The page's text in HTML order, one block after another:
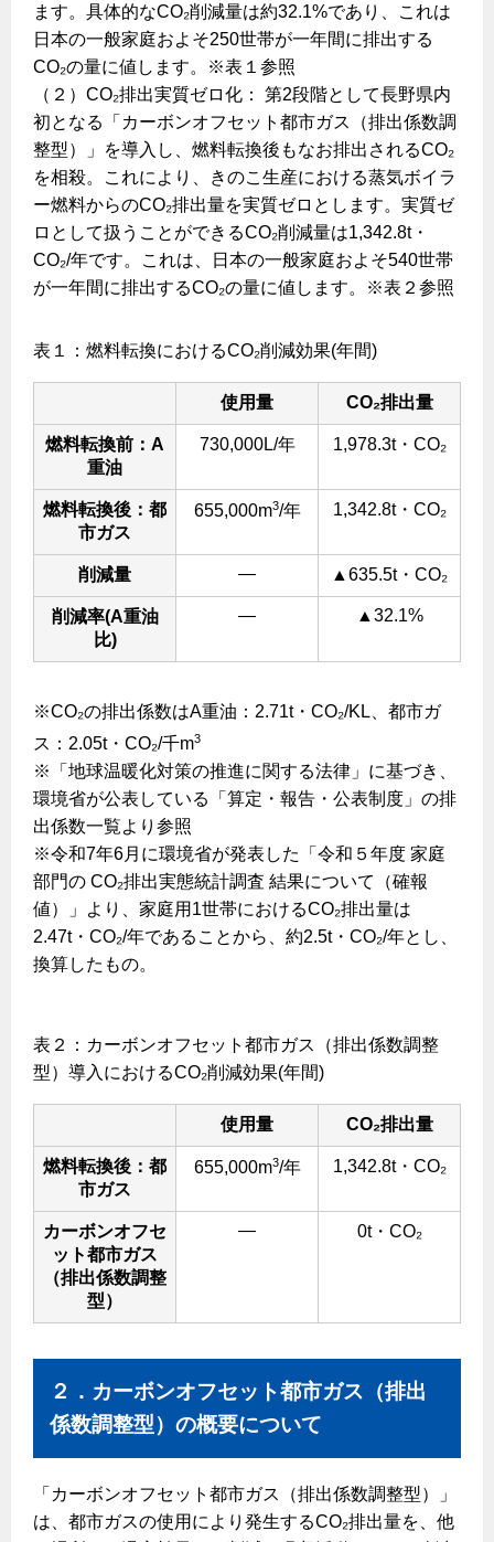
ガス工事について
ガス工事に関する約款・委託要件・内管工事見積単価表
新しく都市ガスをご利用したい方へ
道路・敷地内で工事をされる皆さまへ
ガスを安全にお使いいただくために
安全対策
長期使用製品安全点検制度について
換気と給排気設備の注意点
冬季の注意
保安体制
保安体制について
各種手続き
お引越しのときには
ガス使用開始のご案内
ガス使用停止のご案内
インターネット受付
プロパンガスから都市ガスへの切り替え
都市ガス切り替えのメリット
導入事例
都市ガス切り替え事例
バスルーム
エコジョーズ
浴室暖房乾燥機・脱衣室
ミストサウナ
衣類乾燥機
リビング
ガスファンヒーター
よくあるご質問
ます。具体的なCO₂削減量は約32.1%であり、これは
日本の一般家庭およそ250世帯が一年間に排出する
CO₂の量に値します。※表１参照
（２）CO₂排出実質ゼロ化： 第2段階として長野県内
初となる「カーボンオフセット都市ガス（排出係数調
整型）」を導入し、燃料転換後もなお排出されるCO₂
を相殺。これにより、きのこ生産における蒸気ボイラ
ー燃料からのCO₂排出量を実質ゼロとします。実質ゼ
ロとして扱うことができるCO₂削減量は1,342.8t・
CO₂/年です。これは、日本の一般家庭およそ540世帯
が一年間に排出するCO₂の量に値します。※表２参照
表１：燃料転換におけるCO₂削減効果(年間)
使用量 CO₂排出量
燃料転換前：A
重油
730,000L/年 1,978.3t・CO₂
燃料転換後：都
市ガス
655,000m3/年 1,342.8t・CO₂
削減量 ― ▲635.5t・CO₂
削減率(A重油
比)
― ▲32.1%
※CO₂の排出係数はA重油：2.71t・CO₂/KL、都市ガ
ス：2.05t・CO₂/千m3
※「地球温暖化対策の推進に関する法律」に基づき、
環境省が公表している「算定・報告・公表制度」の排
出係数一覧より参照
※令和7年6月に環境省が発表した「令和５年度 家庭
部門の CO₂排出実態統計調査 結果について（確報
値）」より、家庭用1世帯におけるCO₂排出量は
2.47t・CO₂/年であることから、約2.5t・CO₂/年とし、
換算したもの。
表２：カーボンオフセット都市ガス（排出係数調整
型）導入におけるCO₂削減効果(年間)
使用量 CO₂排出量
燃料転換後：都
市ガス
655,000m3/年 1,342.8t・CO₂
カーボンオフセ
ット都市ガス
（排出係数調整
型）
― 0t・CO₂
２．カーボンオフセット都市ガス（排出
係数調整型）の概要について
「カーボンオフセット都市ガス（排出係数調整型）」
は、都市ガスの使用により発生するCO₂排出量を、他